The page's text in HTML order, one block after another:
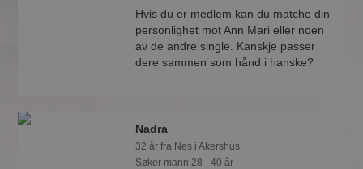
Hvis du er medlem kan du matche din
personlighet mot Ann Mari eller noen
av de andre single. Kanskje passer
dere sammen som hånd i hanske?
Nadra
32 år fra Nes i Akershus
Søker mann 28 - 40 år